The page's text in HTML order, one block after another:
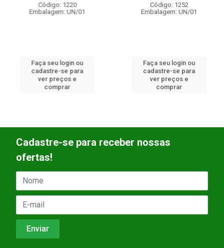
Código: 1220
Embalagem: UN/01
Faça seu login ou
cadastre-se para
ver preços e
comprar
Código: 1252
Embalagem: UN/01
Faça seu login ou
cadastre-se para
ver preços e
comprar
Cadastre-se para receber nossas
ofertas!